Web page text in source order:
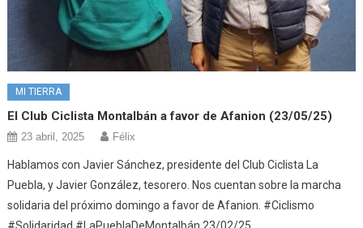
MI TIERRA
El Club Ciclista Montalbán a favor de Afanion (23/05/25)
23 abril, 2025 Félix
Hablamos con Javier Sánchez, presidente del Club Ciclista La
Puebla, y Javier González, tesorero. Nos cuentan sobre la marcha
solidaria del próximo domingo a favor de Afanion. #Ciclismo
#Solidaridad #LaPueblaDeMontalbán 23/02/25